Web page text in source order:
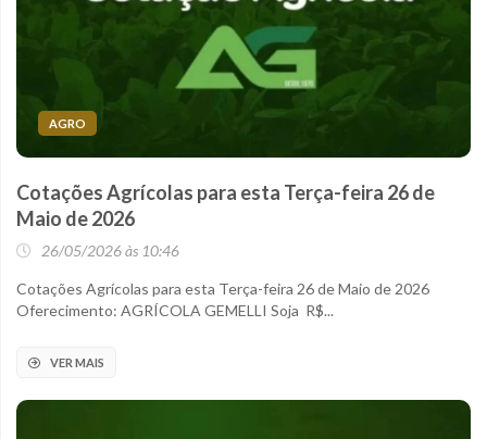
AGRO
Cotações Agrícolas para esta Terça-feira 26 de
Maio de 2026
26/05/2026 às 10:46
Cotações Agrícolas para esta Terça-feira 26 de Maio de 2026
Oferecimento: AGRÍCOLA GEMELLI Soja R$...
VER MAIS